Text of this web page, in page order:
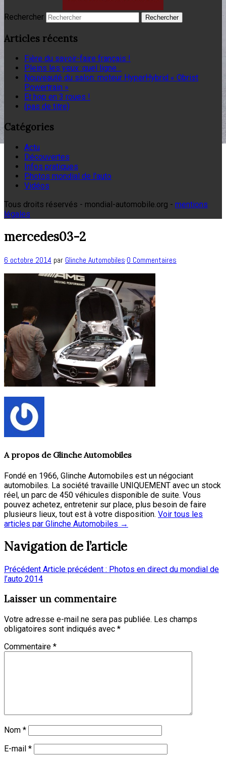
Rechercher
Articles récents
Fière du savoir-faire français !
Pleins les yeux :quel ligne…
Nouveauté du salon: moteur HyperHybrid « Obrist
Powertrain »
Et hop en 3 roues !
(pas de titre)
Catégories
Actu
Découvertes
Infos pratiques
Photos mondial de l'auto
Vidéos
Tous droits réservés - mondial-automobile.org - mentions
légales
mercedes03-2
6 octobre 2014 par Glinche Automobiles·0 Commentaires
A propos de Glinche Automobiles
Fondé en 1966, Glinche Automobiles est un négociant
automobiles. La société travaille UNIQUEMENT avec un stock
réel, un parc de 450 véhicules disponible de suite. Vous
pouvez achetez, entretenir sur place, plus besoin de faire
plusieurs lieux, tout est à votre disposition. Voir tous les
articles par Glinche Automobiles →
Navigation de l’article
Précédent Article précédent : Photos en direct du mondial de
l’auto 2014
Laisser un commentaire
Votre adresse e-mail ne sera pas publiée. Les champs
obligatoires sont indiqués avec *
Commentaire *
Nom *
E-mail *